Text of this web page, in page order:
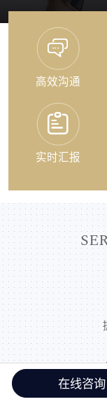
高效沟通
实时汇报
软装
在线咨询